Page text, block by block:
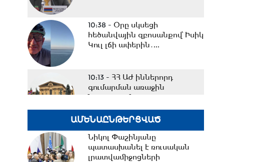
10:38 - Օրը սկսեցի
հեծանվային զբոսանքով՝ Իսիկ
Կուլ լճի ափերին․...
10:13 - ՀՀ ԱԺ իններորդ
գումարման առաջին
նստաշրջան 07.08.2026
10:11 -Եվրասիական
միջկառավարական խորհրդի
նիստ. #ուղիղ
ԱՄԵՆԱԸՆԹԵՐՑՎԱԾ
Նիկոլ Փաշինյանը
պատասխանել է ռուսական
լրատվամիջոցների